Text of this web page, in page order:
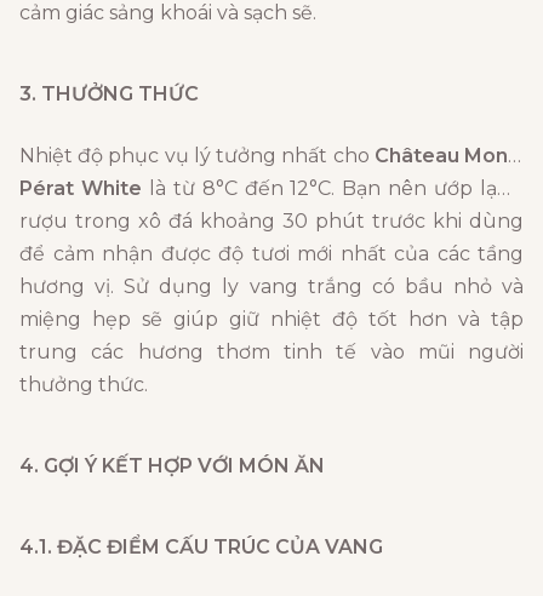
cảm giác sảng khoái và sạch sẽ.
3. THƯỞNG THỨC
Nhiệt độ phục vụ lý tưởng nhất cho Château Mont-
Pérat White là từ 8°C đến 12°C. Bạn nên ướp lạnh
rượu trong xô đá khoảng 30 phút trước khi dùng
để cảm nhận được độ tươi mới nhất của các tầng
hương vị. Sử dụng ly vang trắng có bầu nhỏ và
miệng hẹp sẽ giúp giữ nhiệt độ tốt hơn và tập
trung các hương thơm tinh tế vào mũi người
thưởng thức.
4. GỢI Ý KẾT HỢP VỚI MÓN ĂN
4.1. ĐẶC ĐIỂM CẤU TRÚC CỦA VANG